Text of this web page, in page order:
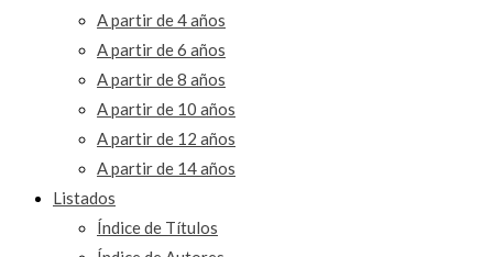
A partir de 4 años
A partir de 6 años
A partir de 8 años
A partir de 10 años
A partir de 12 años
A partir de 14 años
Listados
Índice de Títulos